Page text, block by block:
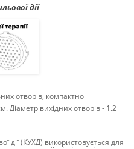
дії
отворів, компактно
Діаметр вихідних отворів - 1.2
дії (КУХД) використовується для